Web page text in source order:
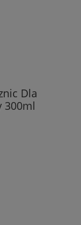
Dla
300ml